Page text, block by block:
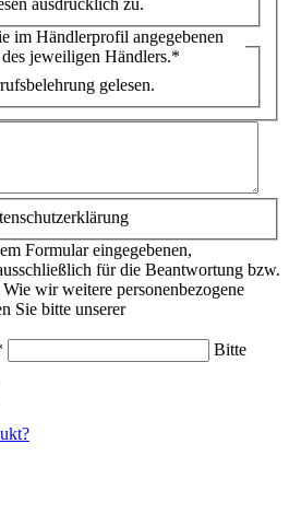
ausdrücklich zu.
im Händlerprofil angegebenen
jeweiligen Händlers.*
gelesen.
Formular eingegebenen,
für die Beantwortung bzw.
wir weitere personenbezogene
Sie bitte unserer
Bitte